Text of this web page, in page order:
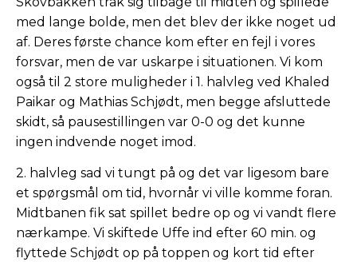
med lange bolde, men det blev der ikke noget ud
af. Deres første chance kom efter en fejl i vores
forsvar, men de var uskarpe i situationen. Vi kom
også til 2 store muligheder i 1. halvleg ved Khaled
Paikar og Mathias Schjødt, men begge afsluttede
skidt, så pausestillingen var 0-0 og det kunne
ingen indvende noget imod.
2. halvleg sad vi tungt på og det var ligesom bare
et spørgsmål om tid, hvornår vi ville komme foran.
Midtbanen fik sat spillet bedre op og vi vandt flere
nærkampe. Vi skiftede Uffe ind efter 60 min. og
flyttede Schjødt op på toppen og kort tid efter